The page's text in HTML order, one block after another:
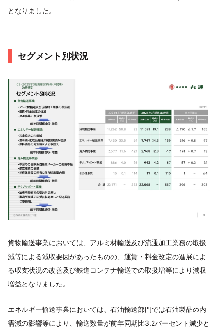
となりました。
セグメント別状況
貨物輸送事業においては、アルミ材輸送及び流通加工業務の取扱
減等による減収要因があったものの、運賃・料金改定の進展によ
る収支状況の改善及び鉄道コンテナ輸送での取扱増等により減収
増益となりました。
エネルギー輸送事業においては、石油輸送部門では石油製品の内
需減の影響等により、輸送数量が前年同期比3.2パーセント減少と